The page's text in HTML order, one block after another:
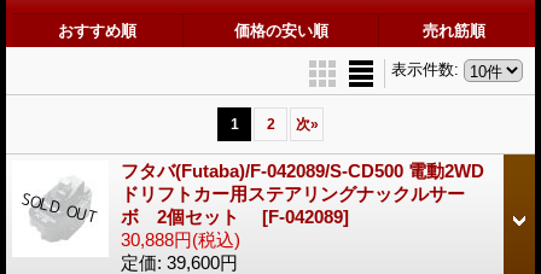
おすすめ順 価格の安い順 売れ筋順
表示件数:
1 2 次»
フタバ(Futaba)/F-042089/S-CD500 電動2WD
ドリフトカー用ステアリングナックルサー
ボ 2個セット [F-042089]
30,888円(税込)
定価: 39,600円